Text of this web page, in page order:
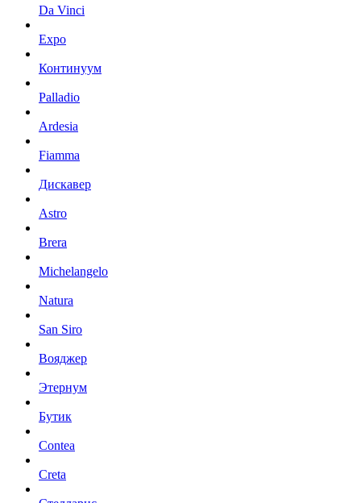
Da Vinci
Expo
Континуум
Palladio
Ardesia
Fiamma
Дискавер
Astro
Brera
Michelangelo
Natura
San Siro
Вояджер
Этернум
Бутик
Contea
Creta